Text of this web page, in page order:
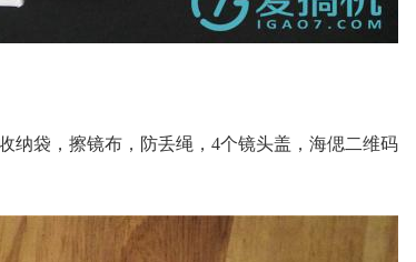
纳袋，擦镜布，防丢绳，4个镜头盖，海偲二维码